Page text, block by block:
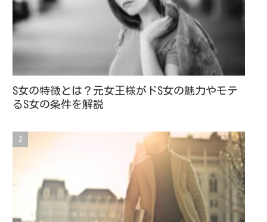
S女の特徴とは？元女王様がドS女の魅力やモテ
るS女の条件を解説